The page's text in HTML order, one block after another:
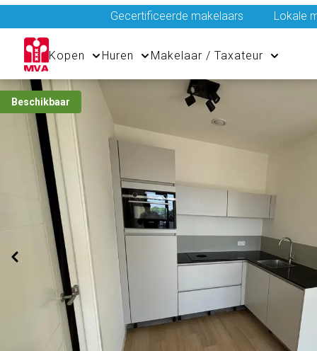
Gecertificeerde makelaars Lokale
Kopen Huren Makelaar / Taxateur
Beschikbaar